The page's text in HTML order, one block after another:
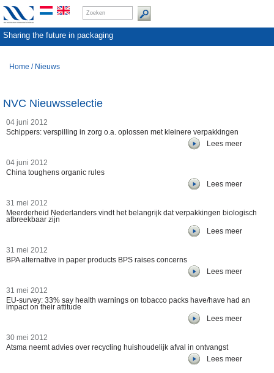
Sharing the future in packaging
Home / Nieuws
NVC Nieuwsselectie
04 juni 2012
Schippers: verspilling in zorg o.a. oplossen met kleinere verpakkingen
Lees meer
04 juni 2012
China toughens organic rules
Lees meer
31 mei 2012
Meerderheid Nederlanders vindt het belangrijk dat verpakkingen biologisch
afbreekbaar zijn
Lees meer
31 mei 2012
BPA alternative in paper products BPS raises concerns
Lees meer
31 mei 2012
EU-survey: 33% say health warnings on tobacco packs have/have had an
impact on their attitude
Lees meer
30 mei 2012
Atsma neemt advies over recycling huishoudelijk afval in ontvangst
Lees meer